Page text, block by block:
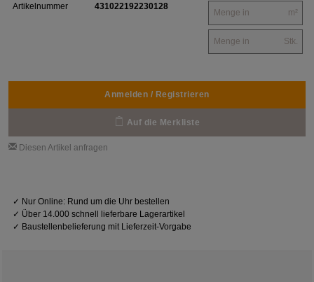
Artikelnummer 431022192230128
m²
Stk.
Anmelden / Registrieren
Auf die Merkliste
Diesen Artikel anfragen
✓ Nur Online: Rund um die Uhr bestellen
✓ Über 14.000 schnell lieferbare Lagerartikel
✓ Baustellenbelieferung mit Lieferzeit-Vorgabe